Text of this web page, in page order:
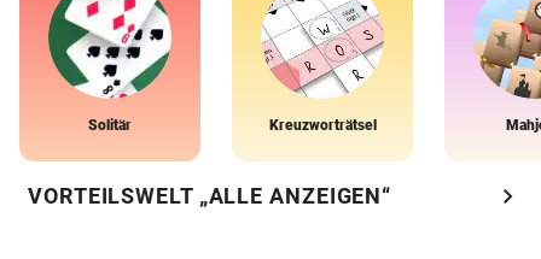
Solitär Kreuzworträtsel
VORTEILSWELT „ALLE ANZEIGEN“ chevron_right